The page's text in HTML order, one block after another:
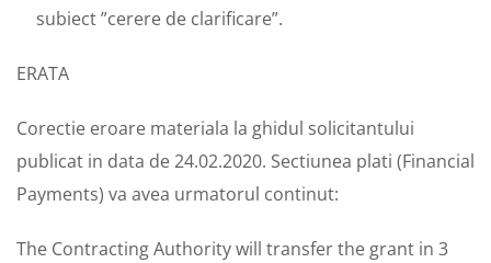
subiect ”cerere de clarificare”.
ERATA
Corectie eroare materiala la ghidul solicitantului
publicat in data de 24.02.2020. Sectiunea plati (Financial
Payments) va avea urmatorul continut:
The Contracting Authority will transfer the grant in 3